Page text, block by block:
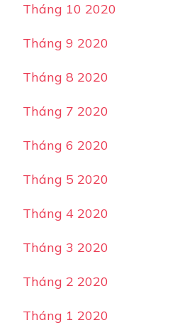
Tháng 10 2020
Tháng 9 2020
Tháng 8 2020
Tháng 7 2020
Tháng 6 2020
Tháng 5 2020
Tháng 4 2020
Tháng 3 2020
Tháng 2 2020
Tháng 1 2020